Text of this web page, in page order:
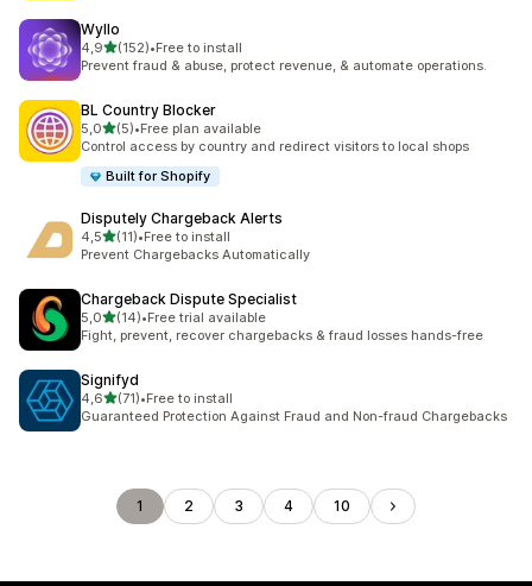
Wyllo
4,9av 5 stjerner
(152)
Totalt 152 omtaler
•Free to install
Prevent fraud & abuse, protect revenue, & automate operations.
BL Country Blocker
5,0av 5 stjerner
(5)
Totalt 5 omtaler
•Free plan available
Control access by country and redirect visitors to local shops
Built for Shopify
Disputely Chargeback Alerts
4,5av 5 stjerner
(11)
Totalt 11 omtaler
•Free to install
Prevent Chargebacks Automatically
Chargeback Dispute Specialist
5,0av 5 stjerner
(14)
Totalt 14 omtaler
•Free trial available
Fight, prevent, recover chargebacks & fraud losses hands-free
Signifyd
4,6av 5 stjerner
(71)
Totalt 71 omtaler
•Free to install
Guaranteed Protection Against Fraud and Non-fraud Chargebacks
1 2 3 4 10